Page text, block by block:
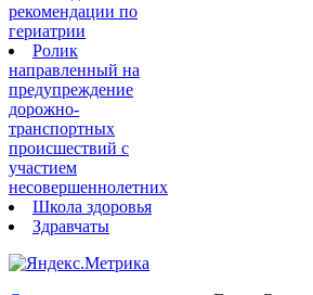
рекомендации по
гериатрии
Ролик
направленный на
предупреждение
дорожно-
транспортных
происшествий с
участием
несовершеннолетних
Школа здоровья
Здравчаты